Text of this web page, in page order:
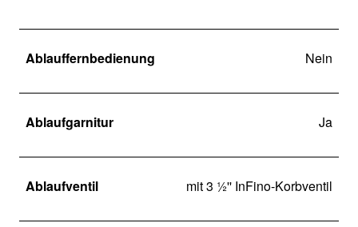
Ablauffernbedienung Nein
Ablaufgarnitur Ja
Ablaufventil mit 3 ½'' InFino-Korbventil